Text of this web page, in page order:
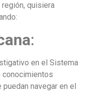
región, quisiera
:
en el Sistema
conocimientos
navegar en el